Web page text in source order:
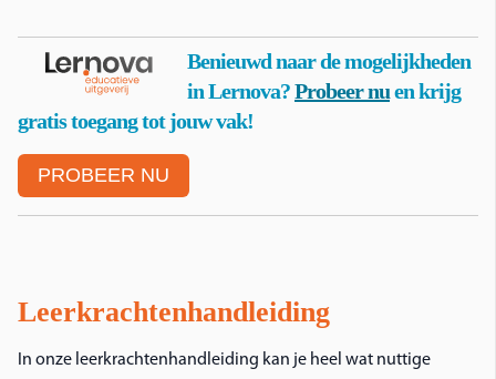
Benieuwd naar de mogelijkheden
in Lernova?Probeer nuen krijg
gratis toegang tot jouw vak!
PROBEER NU
Leerkrachtenhandleiding
In onze leerkrachtenhandleiding kan je heel wat nuttige